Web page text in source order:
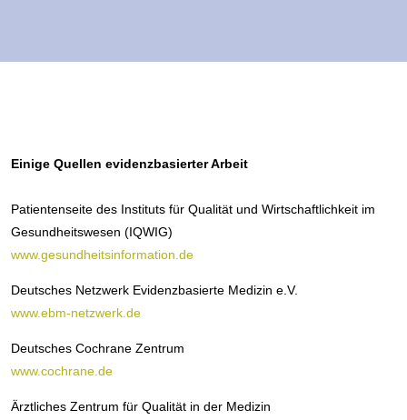
Einige Quellen evidenzbasierter Arbeit
Patientenseite des Instituts für Qualität und Wirtschaftlichkeit im
Gesundheitswesen (IQWIG)
www.gesundheitsinformation.de
Deutsches Netzwerk Evidenzbasierte Medizin e.V.
www.ebm-netzwerk.de
Deutsches Cochrane Zentrum
www.cochrane.de
Ärztliches Zentrum für Qualität in der Medizin